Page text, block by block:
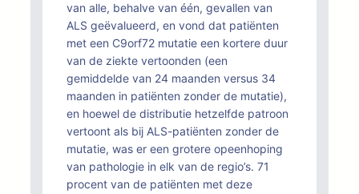
van alle, behalve van één, gevallen van
ALS geëvalueerd, en vond dat patiënten
met een C9orf72 mutatie een kortere duur
van de ziekte vertoonden (een
gemiddelde van 24 maanden versus 34
maanden in patiënten zonder de mutatie),
en hoewel de distributie hetzelfde patroon
vertoont als bij ALS-patiënten zonder de
mutatie, was er een grotere opeenhoping
van pathologie in elk van de regio’s. 71
procent van de patiënten met deze